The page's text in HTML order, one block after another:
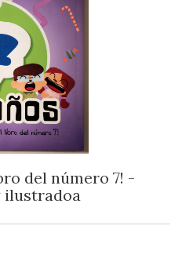
del número 7! -
ilustradoa